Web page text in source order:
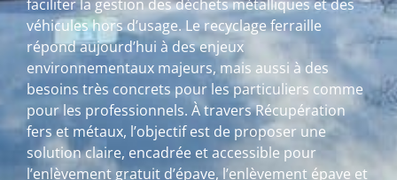
faciliter la gestion des déchets métalliques et des
véhicules hors d’usage. Le recyclage ferraille
répond aujourd’hui à des enjeux
environnementaux majeurs, mais aussi à des
besoins très concrets pour les particuliers comme
pour les professionnels. À travers Récupération
fers et métaux, l’objectif est de proposer une
solution claire, encadrée et accessible pour
l’enlèvement gratuit d’épave, l’enlèvement épave et